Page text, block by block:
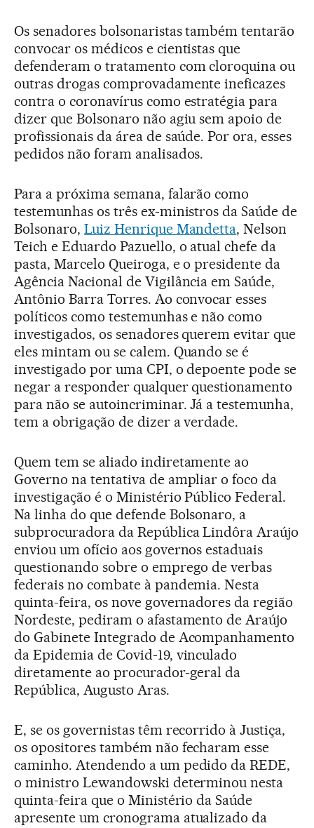
Os senadores bolsonaristas também tentarão
convocar os médicos e cientistas que
defenderam o tratamento com cloroquina ou
outras drogas comprovadamente ineficazes
contra o coronavírus como estratégia para
dizer que Bolsonaro não agiu sem apoio de
profissionais da área de saúde. Por ora, esses
pedidos não foram analisados.
Para a próxima semana, falarão como
testemunhas os três ex-ministros da Saúde de
Bolsonaro, Luiz Henrique Mandetta, Nelson
Teich e Eduardo Pazuello, o atual chefe da
pasta, Marcelo Queiroga, e o presidente da
Agência Nacional de Vigilância em Saúde,
Antônio Barra Torres. Ao convocar esses
políticos como testemunhas e não como
investigados, os senadores querem evitar que
eles mintam ou se calem. Quando se é
investigado por uma CPI, o depoente pode se
negar a responder qualquer questionamento
para não se autoincriminar. Já a testemunha,
tem a obrigação de dizer a verdade.
Quem tem se aliado indiretamente ao
Governo na tentativa de ampliar o foco da
investigação é o Ministério Público Federal.
Na linha do que defende Bolsonaro, a
subprocuradora da República Lindôra Araújo
enviou um ofício aos governos estaduais
questionando sobre o emprego de verbas
federais no combate à pandemia. Nesta
quinta-feira, os nove governadores da região
Nordeste, pediram o afastamento de Araújo
do Gabinete Integrado de Acompanhamento
da Epidemia de Covid-19, vinculado
diretamente ao procurador-geral da
República, Augusto Aras.
E, se os governistas têm recorrido à Justiça,
os opositores também não fecharam esse
caminho. Atendendo a um pedido da REDE,
o ministro Lewandowski determinou nesta
quinta-feira que o Ministério da Saúde
apresente um cronograma atualizado da